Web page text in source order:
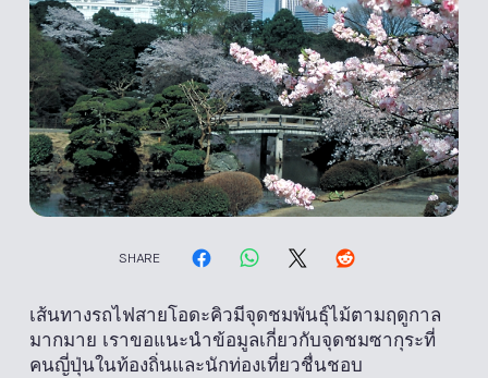
SHARE
เส้นทางรถไฟสายโอดะคิวมีจุดชมพันธุ์ไม้ตามฤดูกาล
มากมาย เราขอแนะนำข้อมูลเกี่ยวกับจุดชมซากุระที่
คนญี่ปุ่นในท้องถิ่นและนักท่องเที่ยวชื่นชอบ